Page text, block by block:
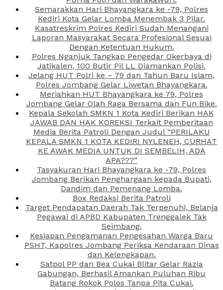
Semarakkan Hari Bhayangkara ke -79, Polres
Kediri Kota Gelar Lomba Menembak 3 Pilar.
Kasatreskrim Polres Kediri Sudah Menangani
Laporan Masyarakat Secara Profesional Sesuai
Dengan Ketentuan Hukum.
Polres Nganjuk Tangkap Pengedar Okerbaya di
Jatikalen, 100 Butir Pil LL Diamankan Polisi.
Jelang HUT Polri ke – 79 dan Tahun Baru Islam,
Polres Jombang Gelar Liwetan Bhayangkara.
Meriahkan HUT Bhayangkara ke 79, Polres
Jombang Gelar Olah Raga Bersama dan Fun Bike.
Kepala Sekolah SMKN 1 Kota Kediri Berikan HAK
JAWAB DAN HAK KOREKSI Terkait Pemberitaan
Media Berita Patroli Dengan Judul “PERILAKU
KEPALA SMKN 1 KOTA KEDIRI NYLENEH, CURHAT
KE AWAK MEDIA UNTUK DI SEMBELIH, ADA
APA???”
Tasyakuran Hari Bhayangkara ke -79, Polres
Jombang Berikan Penghargaan kepada Bupati,
Dandim dan Pemenang Lomba.
Box Redaksi Berita Patroli
Target Pendapatan Daerah Tak Terpenuhi, Belanja
Pegawai di APBD Kabupaten Trenggalek Tak
Seimbang.
Kesiapan Pengamanan Pengesahan Warga Baru
PSHT, Kapolres Jombang Periksa Kendaraan Dinas
dan Kelengkapan.
Satpol PP dan Bea Cukai Blitar Gelar Razia
Gabungan, Berhasil Amankan Puluhan Ribu
Batang Rokok Polos Tanpa Pita Cukai.